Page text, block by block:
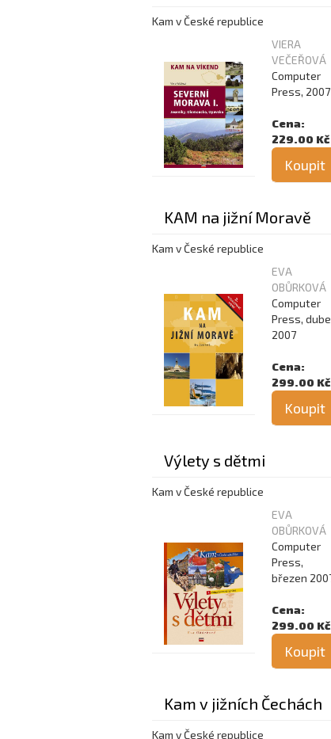
Kam v České republice
VIERA
VEČEŘOVÁ
Computer
Press, 2007
Cena:
229.00 Kč
Koupit
KAM na jižní Moravě
Kam v České republice
EVA
OBŮRKOVÁ
Computer
Press,
2007
Cena:
299.00 Kč
Koupit
Výlety s dětmi
Kam v České republice
EVA
OBŮRKOVÁ
Computer
Press,
březen
Cena:
299.00 Kč
Koupit
Kam v jižních Čechách
Kam v České republice